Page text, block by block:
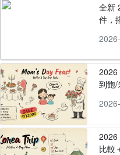
全新
件，
2026
到飽/
2026
比較